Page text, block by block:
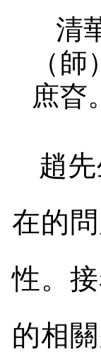
清
（
庶昚
趙
在的
性。
的相